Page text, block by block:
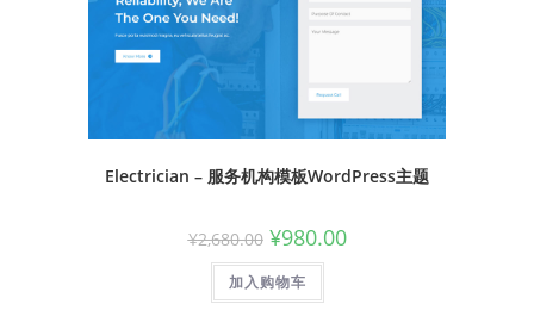
Electrician – 服务机构模板WordPress主题
¥2,680.00 ¥980.00
加入购物车